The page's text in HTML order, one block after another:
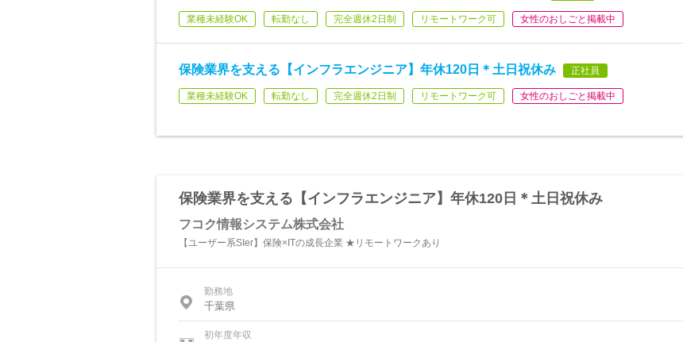
業種未経験OK 転勤なし 完全週休2日制 リモートワーク可 女性のおしごと掲載中
保険業界を支える【インフラエンジニア】年休120日＊土日祝休み 正社員
業種未経験OK 転勤なし 完全週休2日制 リモートワーク可 女性のおしごと掲載中
保険業界を支える【インフラエンジニア】年休120日＊土日祝休み
フコク情報システム株式会社
【ユーザー系SIer】保険×ITの成長企業 ★リモートワークあり
勤務地
千葉県
初年度年収